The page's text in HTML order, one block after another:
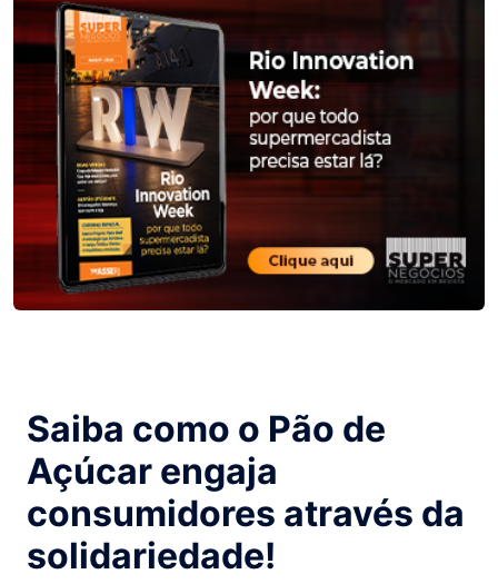
Saiba como o Pão de
Açúcar engaja
consumidores através da
solidariedade!